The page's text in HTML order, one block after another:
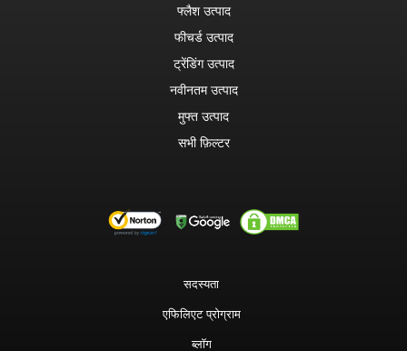
फ्लैश उत्पाद
फीचर्ड उत्पाद
ट्रेंडिंग उत्पाद
नवीनतम उत्पाद
मुफ्त उत्पाद
सभी फ़िल्टर
सदस्यता
एफिलिएट प्रोग्राम
ब्लॉग